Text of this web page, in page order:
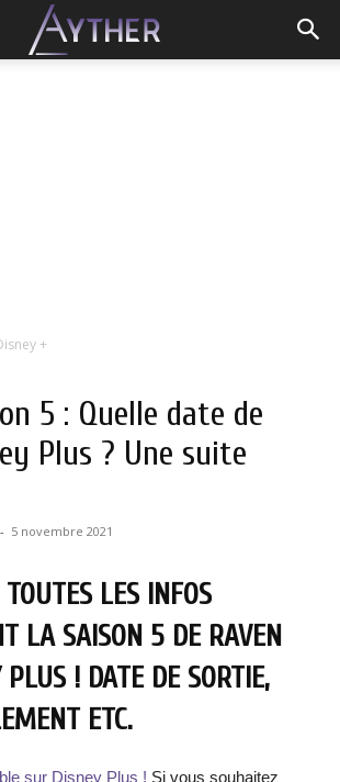
+
5 : Quelle date de
Plus ? Une suite
- 5 novembre 2021
TOUTES LES INFOS
LA SAISON 5 DE RAVEN
PLUS ! DATE DE SORTIE,
ETC.
sur Disney Plus ! Si vous souhaitez